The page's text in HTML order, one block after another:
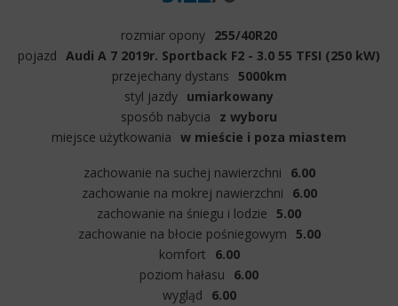
rozmiar opony 255/40R20
pojazd Audi A 7 2019r. Sportback F2 - 3.0 55 TFSI (250 kW)
przejechany dystans 5000km
styl jazdy umiarkowany
sposób nabycia
z wyboru
miejsce użytkowania w mieście i poza miastem
zachowanie na suchej nawierzchni
6.00
zachowanie na mokrej nawierzchni
6.00
zachowanie na śniegu i lodzie 5.00
zachowanie na błocie pośniegowym 5.00
komfort
6.00
poziom hałasu
6.00
wygląd
6.00